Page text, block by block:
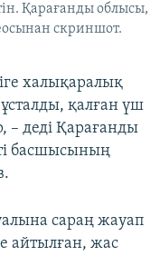
Қарағанды облысы,
скриншот.
халықаралық
қалған үш
– деді Қарағанды
басшысының
сараң жауап
айтылған, жас